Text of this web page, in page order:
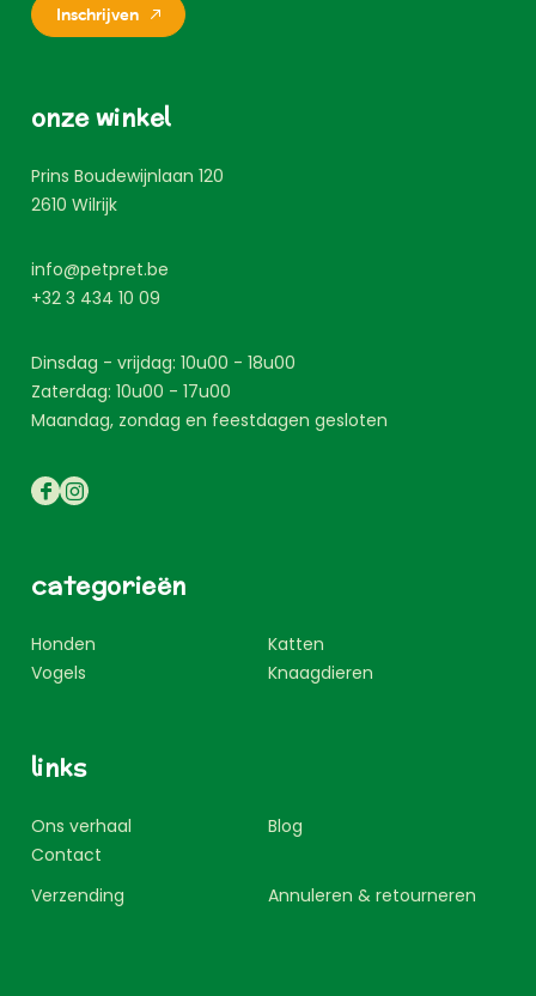
Inschrijven
onze winkel
Prins Boudewijnlaan 120
2610 Wilrijk
info@petpret.be
+32 3 434 10 09
Dinsdag - vrijdag: 10u00 - 18u00
Zaterdag: 10u00 - 17u00
Maandag, zondag en feestdagen gesloten
categorieën
Honden
Katten
Vogels
Knaagdieren
links
Ons verhaal
Blog
Contact
Verzending
Annuleren & retourneren